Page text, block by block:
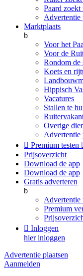
Paard zoekt
Advertentie
Marktplaats
b
Voor het
Voor de
Rondom de
Koets en
Hippisch
Vacatures
Stallen te
Overige
Advertentie
 Premium testen
Prijsoverzicht
Download de app
Download de app
Gratis adverteren
b
Advertentie
Premium
 Inloggen
hier inloggen
Advertentie plaatsen
Aanmelden